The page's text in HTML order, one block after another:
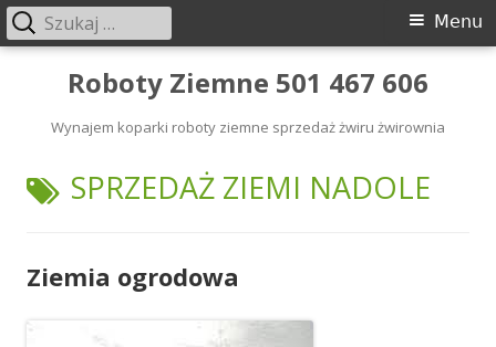
PrzeskoczRoboty Ziemne 501 467 606
Wynajem koparki roboty ziemne sprzedaż żwiru żwirownia
Menu
główne
Menu
Szukaj:
TAGI:
SPRZEDAŻ ZIEMI NADOLE
Ziemia ogrodowa